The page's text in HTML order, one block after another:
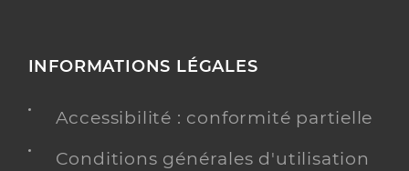
INFORMATIONS LÉGALES
Accessibilité : conformité partielle
Conditions générales d'utilisation